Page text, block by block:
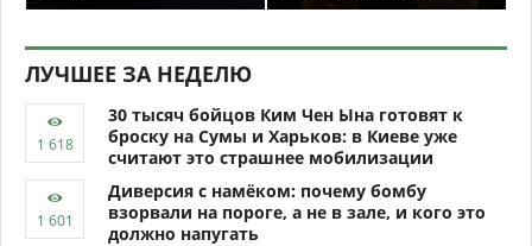
ЛУЧШЕЕ ЗА НЕДЕЛЮ
30 тысяч бойцов Ким Чен Ына готовят к
броску на Сумы и Харьков: в Киеве уже
считают это страшнее мобилизации
Диверсия с намёком: почему бомбу
взорвали на пороге, а не в зале, и кого это
должно напугать